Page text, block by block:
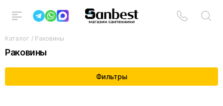
Каталог / Раковины
Раковины
Фильтры